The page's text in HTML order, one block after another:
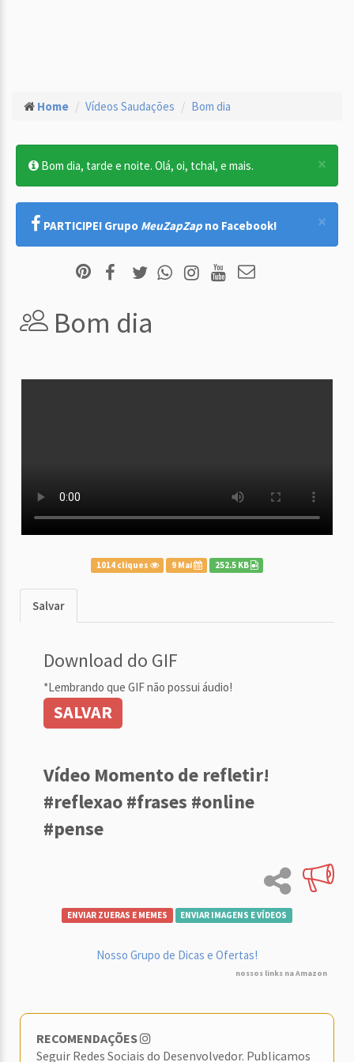
Home Vídeos Saudações Bom dia
×
Bom dia, tarde e noite. Olá, oi, tchal, e mais.
×
PARTICIPE! Grupo MeuZapZap no Facebook!
Bom dia
1014 cliques 9 Mai 252.5 KB
Salvar
Download do GIF
*Lembrando que GIF não possui áudio!
SALVAR
Vídeo Momento de refletir!
#reflexao #frases #online
#pense
ENVIAR ZUERAS E MEMES ENVIAR IMAGENS E VÍDEOS
Nosso Grupo de Dicas e Ofertas!
nossos links na Amazon
RECOMENDAÇÕES
Seguir Redes Sociais do Desenvolvedor. Publicamos